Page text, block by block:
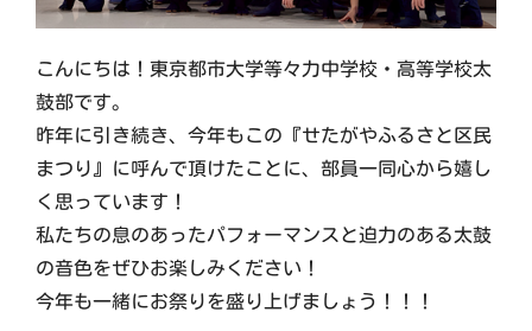
こんにちは！東京都市大学等々力中学校・高等学校太
鼓部です。
昨年に引き続き、今年もこの『せたがやふるさと区民
まつり』に呼んで頂けたことに、部員一同心から嬉し
く思っています！
私たちの息のあったパフォーマンスと迫力のある太鼓
の音色をぜひお楽しみください！
今年も一緒にお祭りを盛り上げましょう！！！